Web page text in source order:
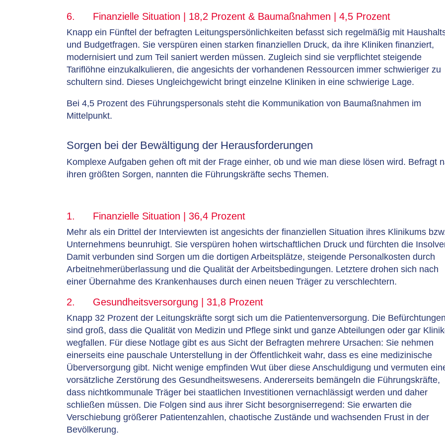
6. Finanzielle Situation | 18,2 Prozent & Baumaßnahmen | 4,5 Prozent
Knapp ein Fünftel der befragten Leitungspersönlichkeiten befasst sich regelmäßig mit
und Budgetfragen. Sie verspüren einen starken finanziellen Druck, da ihre Kliniken finanziert,
modernisiert und zum Teil saniert werden müssen. Zugleich sind sie verpflichtet steigende
Tariflöhne einzukalkulieren, die angesichts der vorhandenen Ressourcen immer schwieriger zu
schultern sind. Dieses Ungleichgewicht bringt einzelne Kliniken in eine schwierige Lage.
Bei 4,5 Prozent des Führungspersonals steht die Kommunikation von Baumaßnahmen im
Mittelpunkt.
Sorgen bei der Bewältigung der Herausforderungen
Komplexe Aufgaben gehen oft mit der Frage einher, ob und wie man diese lösen wird. Befragt
ihren größten Sorgen, nannten die Führungskräfte sechs Themen.
1. Finanzielle Situation | 36,4 Prozent
Mehr als ein Drittel der Interviewten ist angesichts der finanziellen Situation ihres Klinikums
Unternehmens beunruhigt. Sie verspüren hohen wirtschaftlichen Druck und fürchten die
Damit verbunden sind Sorgen um die dortigen Arbeitsplätze, steigende Personalkosten durch
Arbeitnehmerüberlassung und die Qualität der Arbeitsbedingungen. Letztere drohen sich nach
einer Übernahme des Krankenhauses durch einen neuen Träger zu verschlechtern.
2. Gesundheitsversorgung | 31,8 Prozent
Knapp 32 Prozent der Leitungskräfte sorgt sich um die Patientenversorgung. Die Befürchtungen
sind groß, dass die Qualität von Medizin und Pflege sinkt und ganze Abteilungen oder gar
wegfallen. Für diese Notlage gibt es aus Sicht der Befragten mehrere Ursachen: Sie nehmen
einerseits eine pauschale Unterstellung in der Öffentlichkeit wahr, dass es eine medizinische
Überversorgung gibt. Nicht wenige empfinden Wut über diese Anschuldigung und vermuten
vorsätzliche Zerstörung des Gesundheitswesens. Andererseits bemängeln die Führungskräfte,
dass nichtkommunale Träger bei staatlichen Investitionen vernachlässigt werden und daher
schließen müssen. Die Folgen sind aus ihrer Sicht besorgniserregend: Sie erwarten die
Verschiebung größerer Patientenzahlen, chaotische Zustände und wachsenden Frust in der
Bevölkerung.